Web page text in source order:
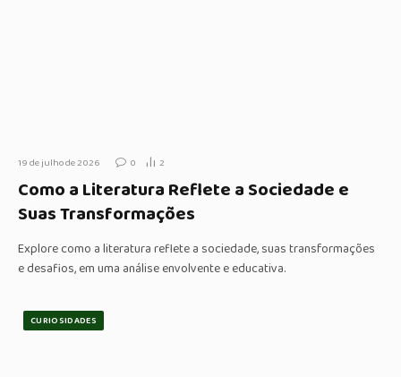
19 de julho de 2026 0 2
Como a Literatura Reflete a Sociedade e
Suas Transformações
Explore como a literatura reflete a sociedade, suas transformações
e desafios, em uma análise envolvente e educativa.
CURIOSIDADES